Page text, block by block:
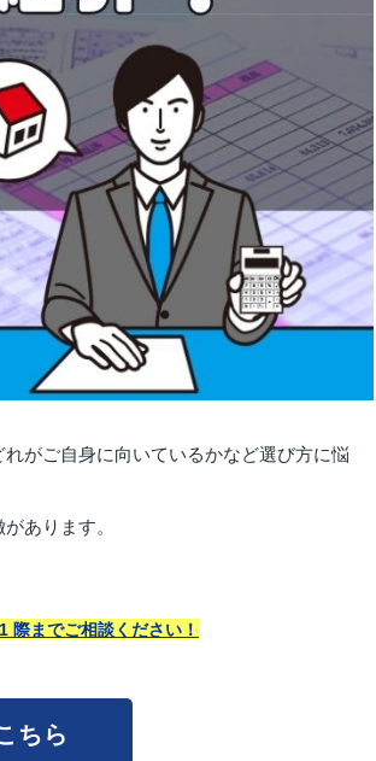
がご自身に向いているかなど選び方に悩
あります。
際までご相談ください！
ちら